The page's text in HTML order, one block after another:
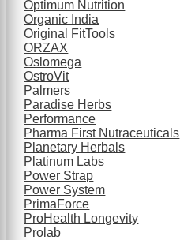
Optimum Nutrition
Organic India
Original FitTools
ORZAX
Oslomega
OstroVit
Palmers
Paradise Herbs
Performance
Pharma First Nutraceuticals
Planetary Herbals
Platinum Labs
Power Strap
Power System
PrimaForce
ProHealth Longevity
Prolab